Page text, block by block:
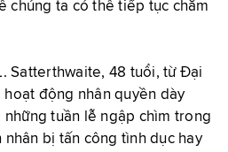
chúng ta có thể tiếp tục chăm
Satterthwaite, 48 tuổi, từ Đại
hoạt động nhân quyền dày
tuần lễ ngập chìm trong
nhân bị tấn công tình dục hay